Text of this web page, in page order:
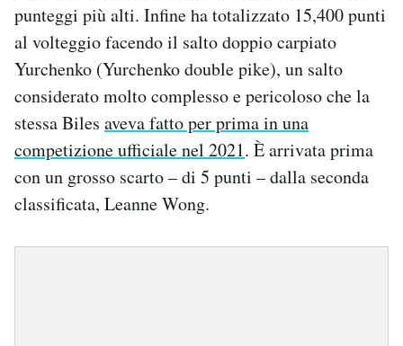
punteggi più alti. Infine ha totalizzato 15,400 punti
al volteggio facendo il salto doppio carpiato
Yurchenko (Yurchenko double pike), un salto
considerato molto complesso e pericoloso che la
stessa Biles aveva fatto per prima in una
competizione ufficiale nel 2021. È arrivata prima
con un grosso scarto – di 5 punti – dalla seconda
classificata, Leanne Wong.